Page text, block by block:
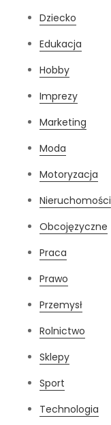
Dziecko
Edukacja
Hobby
Imprezy
Marketing
Moda
Motoryzacja
Nieruchomości
Obcojęzyczne
Praca
Prawo
Przemysł
Rolnictwo
Sklepy
Sport
Technologia